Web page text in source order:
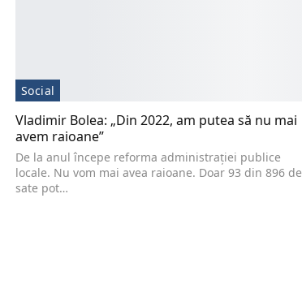
Social
Vladimir Bolea: „Din 2022, am putea să nu mai
avem raioane”
De la anul începe reforma administrației publice
locale. Nu vom mai avea raioane. Doar 93 din 896 de
sate pot…